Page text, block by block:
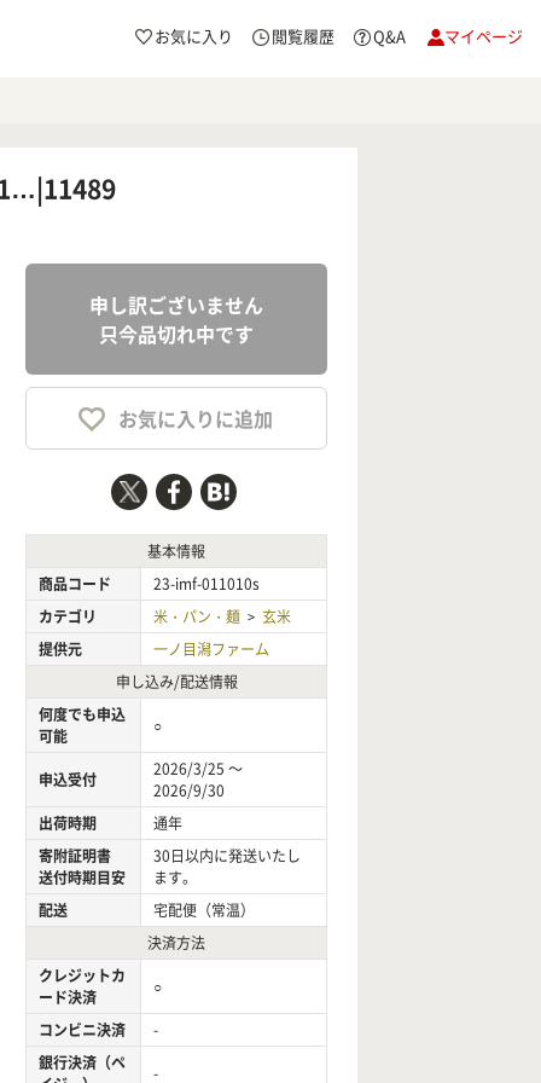
お気に入り 閲覧履歴 Q&A マイページ
申し訳ございません
只今品切れ中です
お気に入りに追加
基本情報
商品コード
23-imf-011010s
カテゴリ
米・パン・麺 > 玄米
提供元
一ノ目潟ファーム
申し込み/配送情報
何度でも申込
可能
○
申込受付
2026/3/25 ～
2026/9/30
出荷時期
通年
寄附証明書
送付時期目安
30日以内に発送いたし
ます。
配送
宅配便（常温）
決済方法
クレジットカ
ード決済
○
コンビニ決済
-
銀行決済（ペ
-